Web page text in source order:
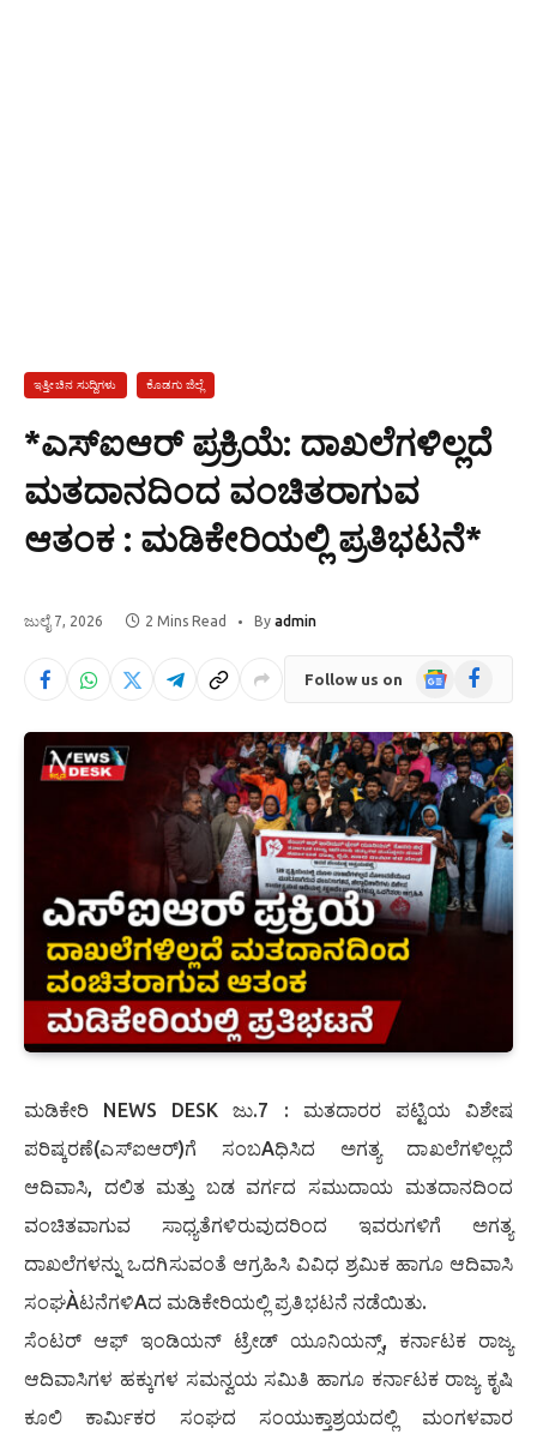
ಇತ್ತೀಚಿನ ಸುದ್ದಿಗಳು ಕೊಡಗು ಜಿಲ್ಲೆ
*ಎಸ್‌ಐಆರ್ ಪ್ರಕ್ರಿಯೆ: ದಾಖಲೆಗಳಿಲ್ಲದೆ
ಮತದಾನದಿಂದ ವಂಚಿತರಾಗುವ
ಆತಂಕ : ಮಡಿಕೇರಿಯಲ್ಲಿ ಪ್ರತಿಭಟನೆ*
ಜುಲೈ 7, 2026 2 Mins Read By admin
Follow us on
GoogleFacebook
ಮಡಿಕೇರಿ NEWS DESK ಜು.7 : ಮತದಾರರ ಪಟ್ಟಿಯ ವಿಶೇಷ
ಪರಿಷ್ಕರಣೆ(ಎಸ್‌ಐಆರ್)ಗೆ ಸಂಬAಧಿಸಿದ ಅಗತ್ಯ ದಾಖಲೆಗಳಿಲ್ಲದೆ
ಆದಿವಾಸಿ, ದಲಿತ ಮತ್ತು ಬಡ ವರ್ಗದ ಸಮುದಾಯ ಮತದಾನದಿಂದ
ವಂಚಿತವಾಗುವ ಸಾಧ್ಯತೆಗಳಿರುವುದರಿಂದ ಇವರುಗಳಿಗೆ ಅಗತ್ಯ
ದಾಖಲೆಗಳನ್ನು ಒದಗಿಸುವಂತೆ ಆಗ್ರಹಿಸಿ ವಿವಿಧ ಶ್ರಮಿಕ ಹಾಗೂ ಆದಿವಾಸಿ
ಸಂಘÀಟನೆಗಳಿAದ ಮಡಿಕೇರಿಯಲ್ಲಿ ಪ್ರತಿಭಟನೆ ನಡೆಯಿತು.
ಸೆಂಟರ್ ಆಫ್ ಇಂಡಿಯನ್ ಟ್ರೇಡ್ ಯೂನಿಯನ್ಸ್, ಕರ್ನಾಟಕ ರಾಜ್ಯ
ಆದಿವಾಸಿಗಳ ಹಕ್ಕುಗಳ ಸಮನ್ವಯ ಸಮಿತಿ ಹಾಗೂ ಕರ್ನಾಟಕ ರಾಜ್ಯ ಕೃಷಿ
ಕೂಲಿ ಕಾರ್ಮಿಕರ ಸಂಘದ ಸಂಯುಕ್ತಾಶ್ರಯದಲ್ಲಿ ಮಂಗಳವಾರ